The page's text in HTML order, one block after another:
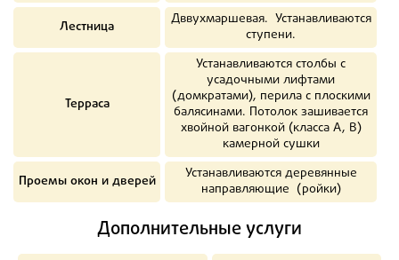
Лестница
Дввухмаршевая. Устанавливаются
ступени.
Терраса
Устанавливаются столбы с
усадочными лифтами
(домкратами), перила с плоскими
балясинами. Потолок зашивается
хвойной вагонкой (класса А, В)
камерной сушки
Проемы окон и дверей
Устанавливаются деревянные
направляющие (ройки)
Дополнительные услуги